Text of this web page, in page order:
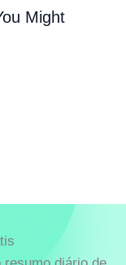
Might